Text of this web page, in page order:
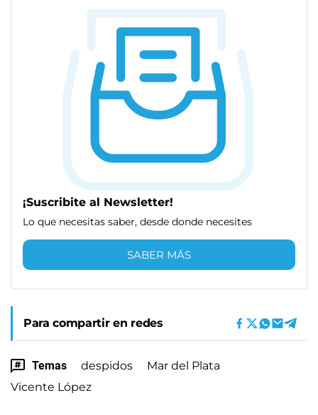
¡Suscribite al Newsletter!
Lo que necesitas saber, desde donde necesites
SABER MÁS
Para compartir en redes
Temas despidos
Mar del Plata
Vicente López